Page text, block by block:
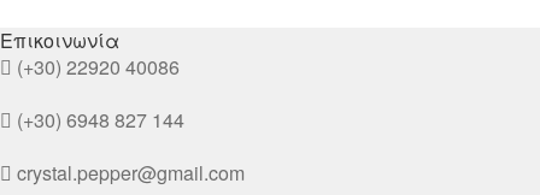
Επικοινωνία
(+30) 22920 40086
(+30) 6948 827 144
crystal.pepper@gmail.com